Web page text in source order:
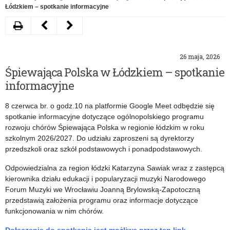
Łódzkiem – spotkanie informacyjne
26 maja, 2026
Śpiewająca Polska w Łódzkiem – spotkanie
informacyjne
8 czerwca br. o godz.10 na platformie Google Meet odbędzie się
spotkanie informacyjne dotyczące ogólnopolskiego programu
rozwoju chórów Śpiewająca Polska w regionie łódzkim w roku
szkolnym 2026/2027. Do udziału zaproszeni są dyrektorzy
przedszkoli oraz szkół podstawowych i ponadpodstawowych.
Odpowiedzialna za region łódzki Katarzyna Sawiak wraz z zastępcą
kierownika działu edukacji i popularyzacji muzyki Narodowego
Forum Muzyki we Wrocławiu Joanną Brylowską-Zapotoczną
przedstawią założenia programu oraz informacje dotyczące
funkcjonowania w nim chórów.
DrukujNastępny
na
bezpłatne
warsztaty
online
dla
doradców
zawodowych.
Zgłoszenia
do
Poprzedni
technologie.
dla
nauczycieli